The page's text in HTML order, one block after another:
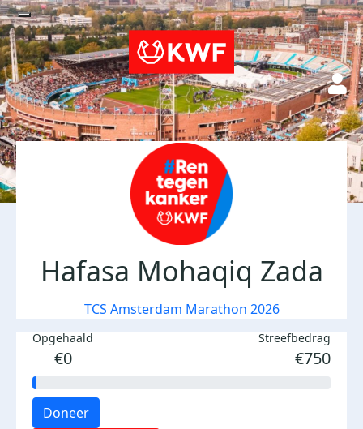
Hafasa Mohaqiq Zada
TCS Amsterdam Marathon 2026
Opgehaald
€0
Streefbedrag
€750
Doneer